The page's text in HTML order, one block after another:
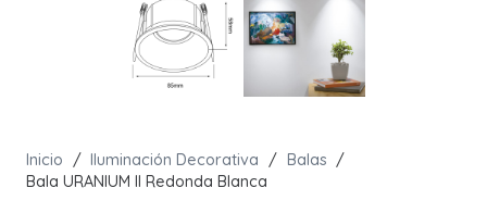
Inicio / Iluminación Decorativa / Balas /
Bala URANIUM II Redonda Blanca